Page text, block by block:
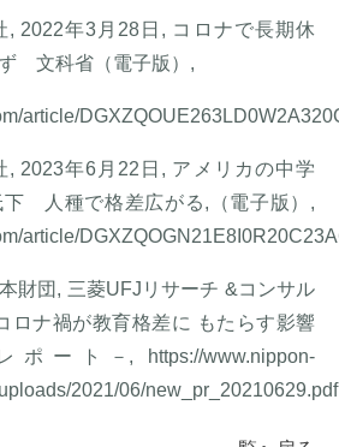
, 2022年3月28日, コロナで長期休
文科省（電子版）,
article/
, 2023年6月22日, アメリカの中学
下 人種で格差広がる,（電子版）,
article/
財団, 三菱UFJリサーチ &コンサル
ロナ禍が教育格差に もたらす影響
ト－, https://www.nippon-
2021/06/new_pr_20210629.pdf